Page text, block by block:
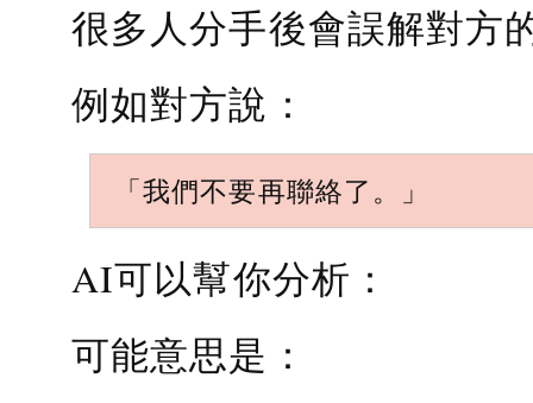
很多人分手後會誤解對方
例如對方說：
「我們不要再聯絡了。」
AI可以幫你分析：
可能意思是：